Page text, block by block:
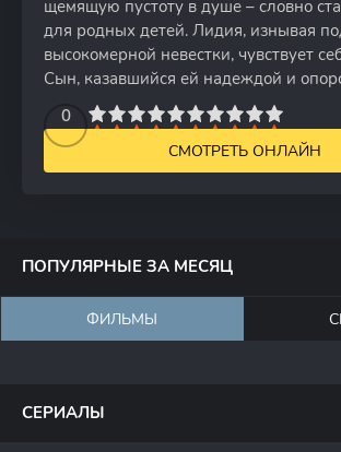
щемящую пустоту в душе – словно
для родных детей. Лидия, изнывая
высокомерной невестки, чувствует
Сын, казавшийся ей надеждой и
0
5 7 8 9 10
СМОТРЕТЬ ОНЛАЙН
ПОПУЛЯРНЫЕ ЗА МЕСЯЦ
ФИЛЬМЫ
СЕРИАЛЫ